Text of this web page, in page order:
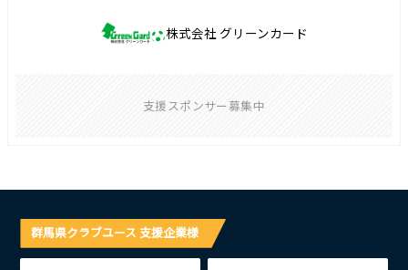
株式会社 グリーンカード
支援スポンサー募集中
群馬県クラブユース 支援企業様